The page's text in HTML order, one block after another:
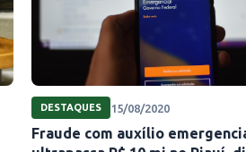
DESTAQUES 15/08/2020
Fraude com auxílio